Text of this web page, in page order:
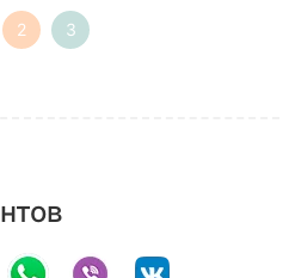
2 3